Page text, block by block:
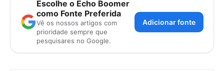
Escolhe o Echo Boomer
como Fonte Preferida
Vê os nossos artigos com
prioridade sempre que
pesquisares no Google.
Adicionar fonte